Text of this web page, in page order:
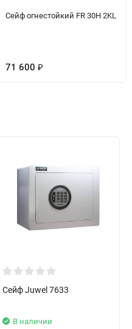
Сейф огнестойкий FR 30H 2KL
71 600 ₽
Сейф Juwel 7633
В наличии